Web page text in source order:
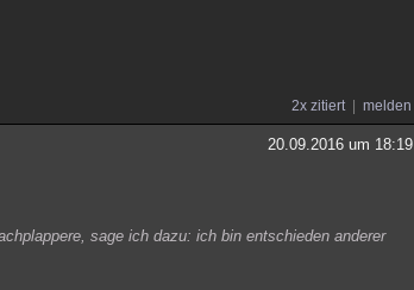
2x zitiert melden
20.09.2016 um 18:19
sage ich dazu: ich bin entschieden anderer